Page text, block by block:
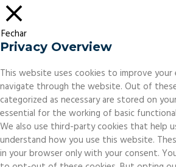
Fechar
Privacy Overview
This website uses cookies to improve your
navigate through the website. Out of
categorized as necessary are stored on
essential for the working of basic
We also use third-party cookies that help
understand how you use this website.
in your browser only with your consent.